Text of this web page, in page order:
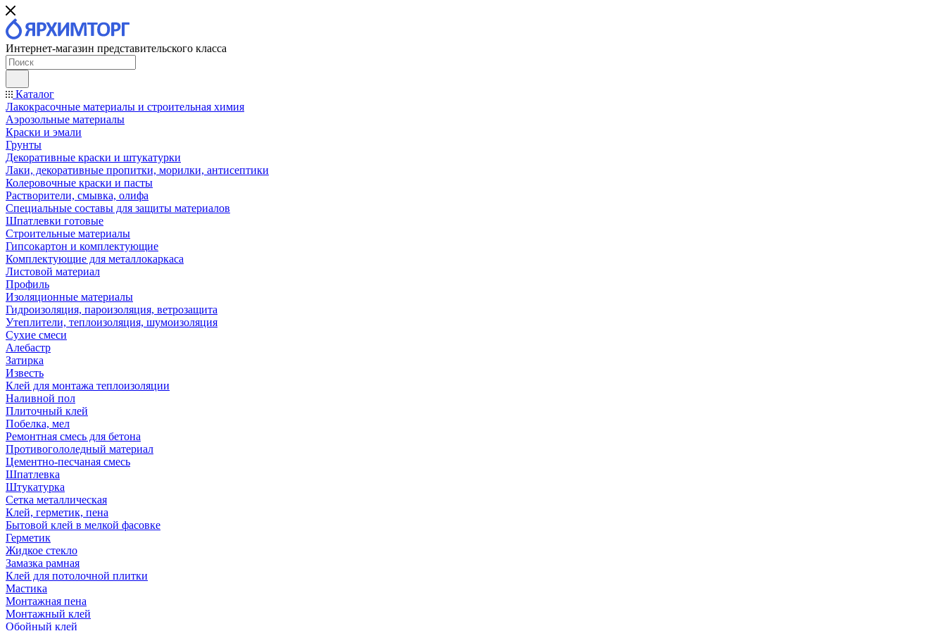
Интернет-магазин представительского класса
Каталог
Лакокрасочные материалы и строительная химия
Аэрозольные материалы
Краски и эмали
Грунты
Декоративные краски и штукатурки
Лаки, декоративные пропитки, морилки, антисептики
Колеровочные краски и пасты
Растворители, смывка, олифа
Специальные составы для защиты материалов
Шпатлевки готовые
Строительные материалы
Гипсокартон и комплектующие
Комплектующие для металлокаркаса
Листовой материал
Профиль
Изоляционные материалы
Гидроизоляция, пароизоляция, ветрозащита
Утеплители, теплоизоляция, шумоизоляция
Сухие смеси
Алебастр
Затирка
Известь
Клей для монтажа теплоизоляции
Наливной пол
Плиточный клей
Побелка, мел
Ремонтная смесь для бетона
Противогололедный материал
Цементно-песчаная смесь
Шпатлевка
Штукатурка
Сетка металлическая
Клей, герметик, пена
Бытовой клей в мелкой фасовке
Герметик
Жидкое стекло
Замазка рамная
Клей для потолочной плитки
Мастика
Монтажная пена
Монтажный клей
Обойный клей